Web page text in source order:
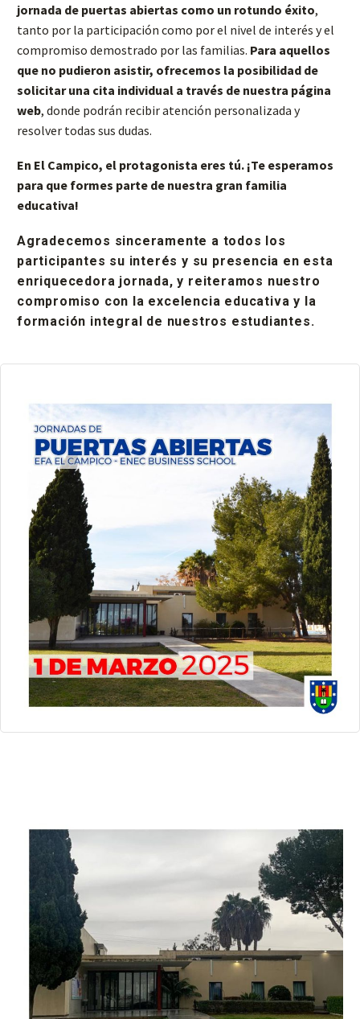
jornada de puertas abiertas como un rotundo éxito,
tanto por la participación como por el nivel de interés y el
compromiso demostrado por las familias. Para aquellos
que no pudieron asistir, ofrecemos la posibilidad de
solicitar una cita individual a través de nuestra página
web, donde podrán recibir atención personalizada y
resolver todas sus dudas.
En El Campico, el protagonista eres tú. ¡Te esperamos
para que formes parte de nuestra gran familia
educativa!
Agradecemos sinceramente a todos los
participantes su interés y su presencia en esta
enriquecedora jornada, y reiteramos nuestro
compromiso con la excelencia educativa y la
formación integral de nuestros estudiantes.